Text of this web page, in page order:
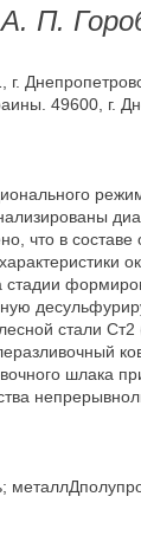
П.
г.
49600, г.
что в
стадии
стали
шлака